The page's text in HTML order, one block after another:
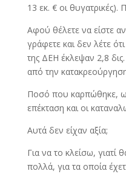
13 εκ. € οι θυγατρικές).
Αφού θέλετε να είστε
γράφετε και δεν λέτε
της ΔΕΗ έκλεψαν 2,8 δις.
από την
Ποσό που καρπώθηκε,
επέκταση και οι
Αυτά δεν είχαν αξία;
Για να το κλείσω,
πολλά, για τα οποία